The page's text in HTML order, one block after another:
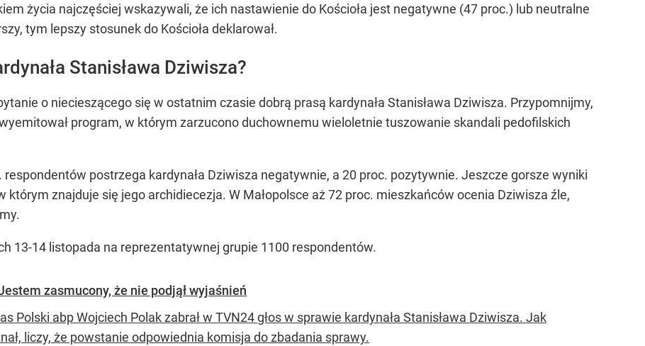
życia najczęściej wskazywali, że ich nastawienie do Kościoła jest negatywne (47 proc.) lub neutralne
tym lepszy stosunek do Kościoła deklarował.
Stanisława Dziwisza?
o niecieszącego się w ostatnim czasie dobrą prasą kardynała Stanisława Dziwisza. Przypomnijmy,
program, w którym zarzucono duchownemu wieloletnie tuszowanie skandali pedofilskich
postrzega kardynała Dziwisza negatywnie, a 20 proc. pozytywnie. Jeszcze gorsze wyniki
znajduje się jego archidiecezja. W Małopolsce aż 72 proc. mieszkańców ocenia Dziwisza źle,
13-14 listopada na reprezentatywnej grupie 1100 respondentów.
zasmucony, że nie podjął wyjaśnień
Polski abp Wojciech Polak zabrał w TVN24 głos w sprawie kardynała Stanisława Dziwisza. Jak
liczy, że powstanie odpowiednia komisja do zbadania sprawy.